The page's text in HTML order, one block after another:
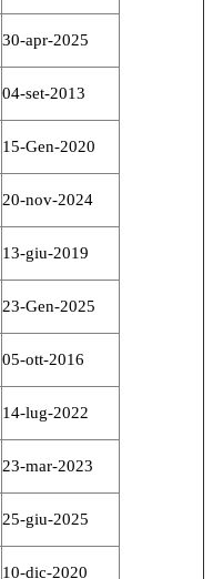
30-apr-2025
04-set-2013
15-Gen-2020
20-nov-2024
13-giu-2019
23-Gen-2025
05-ott-2016
14-lug-2022
23-mar-2023
25-giu-2025
10-dic-2020